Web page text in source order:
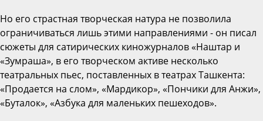
Но его страстная творческая натура не позволила
ограничиваться лишь этими направлениями - он писал
сюжеты для сатирических киножурналов «Наштар и
«Зумраша», в его творческом активе несколько
театральных пьес, поставленных в театрах Ташкента:
«Продается на слом», «Мардикор», «Пончики для Анжи»,
«Буталок», «Азбука для маленьких пешеходов».